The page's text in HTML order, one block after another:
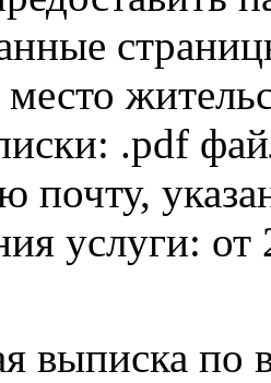
.pdf
почту,
услуги: от
выписка